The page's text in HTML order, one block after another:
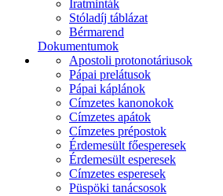
Iratminták
Stóladíj táblázat
Bérmarend
Dokumentumok
Apostoli protonotáriusok
Pápai prelátusok
Pápai káplánok
Címzetes kanonokok
Címzetes apátok
Címzetes prépostok
Érdemesült főesperesek
Érdemesült esperesek
Címzetes esperesek
Püspöki tanácsosok